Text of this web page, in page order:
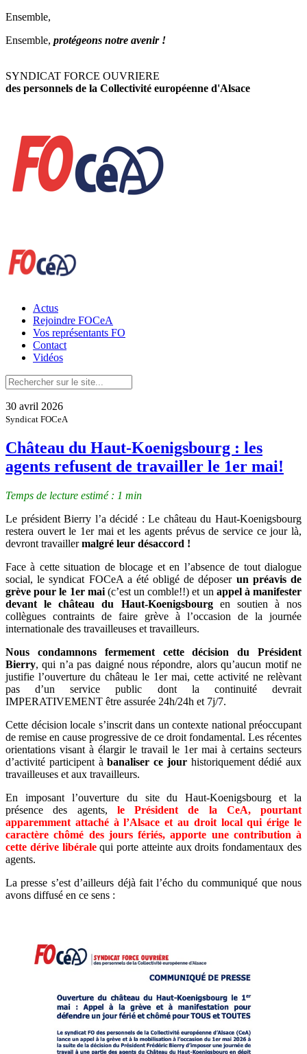
Ensemble,
Ensemble, protégeons notre avenir !
SYNDICAT FORCE OUVRIERE
des personnels de la Collectivité européenne d'Alsace
Actus
Rejoindre FOCeA
Vos représentants FO
Contact
Vidéos
30 avril 2026
Syndicat FOCeA
Château du Haut-Koenigsbourg : les
agents refusent de travailler le 1er mai!
Temps de lecture estimé : 1 min
Le président Bierry l’a décidé : Le château du Haut-Koenigsbourg
restera ouvert le 1er mai et les agents prévus de service ce jour là,
devront travaillermalgré leur désaccord !
Face à cette situation de blocage et en l’absence de tout dialogue
social, le syndicat FOCeA a été obligé de déposer un préavis de
grève pour le 1er mai(c’est un comble!!) et un appel à manifester
devant le château du Haut-Koenigsbourgen soutien à nos
collègues contraints de faire grève à l’occasion de la journée
internationale des travailleuses et travailleurs.
Nous condamnons fermement cette décision du Président
Bierry, qui n’a pas daigné nous répondre, alors qu’aucun motif ne
justifie l’ouverture du château le 1er mai, cette activité ne relèvant
pas d’un service public dont la continuité devrait
IMPERATIVEMENT être assurée 24h/24h et 7j/7.
Cette décision locale s’inscrit dans un contexte national préoccupant
de remise en cause progressive de ce droit fondamental. Les récentes
orientations visant à élargir le travail le 1er mai à certains secteurs
d’activité participent àbanaliser ce jourhistoriquement dédié aux
travailleuses et aux travailleurs.
En imposant l’ouverture du site du Haut-Koenigsbourg et la
présence des agents, le Président de la CeA, pourtant
apparemment attaché à l’Alsace et au droit local qui érige le
caractère chômé des jours fériés, apporte une contribution à
cette dérive libéralequi porte atteinte aux droits fondamentaux des
agents.
La presse s’est d’ailleurs déjà fait l’écho du communiqué que nous
avons diffusé en ce sens :